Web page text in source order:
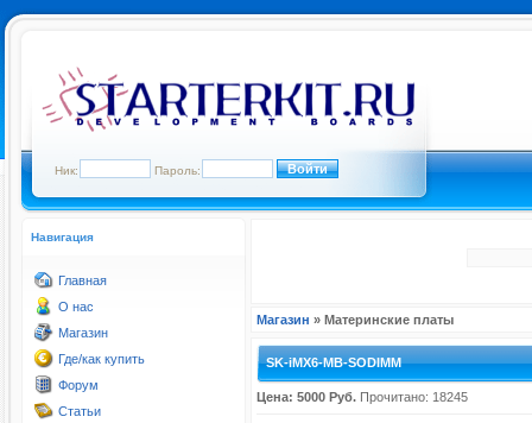
Ник: Пароль:
Навигация
Главная
О нас
Магазин
Где/как купить
Форум
Статьи
Магазин » Материнские платы
SK-iMX6-MB-SODIMM
Цена: 5000 Руб. Прочитано: 18245